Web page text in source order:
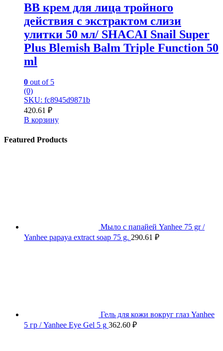
BB крем для лица тройного
действия с экстрактом слизи
улитки 50 мл/ SHACAI Snail Super
Plus Blemish Balm Triple Function 50
ml
0 out of 5
(0)
SKU: fc8945d9871b
420.61 ₽
В корзину
Featured Products
Мыло с папайей Yanhee 75 gr /
Yanhee papaya extract soap 75 g. 290.61 ₽
Гель для кожи вокруг глаз Yanhee
5 гр / Yanhee Eye Gel 5 g 362.60 ₽